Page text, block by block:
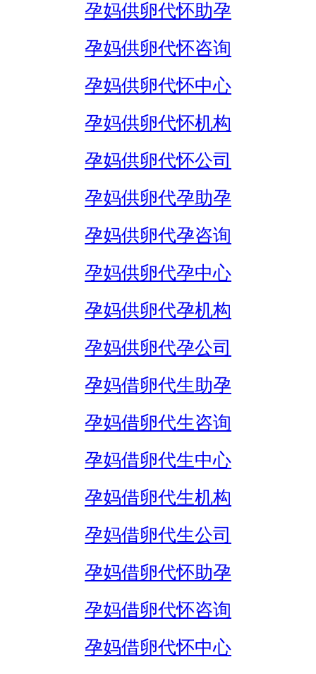
孕妈供卵代怀助孕
孕妈供卵代怀咨询
孕妈供卵代怀中心
孕妈供卵代怀机构
孕妈供卵代怀公司
孕妈供卵代孕助孕
孕妈供卵代孕咨询
孕妈供卵代孕中心
孕妈供卵代孕机构
孕妈供卵代孕公司
孕妈借卵代生助孕
孕妈借卵代生咨询
孕妈借卵代生中心
孕妈借卵代生机构
孕妈借卵代生公司
孕妈借卵代怀助孕
孕妈借卵代怀咨询
孕妈借卵代怀中心